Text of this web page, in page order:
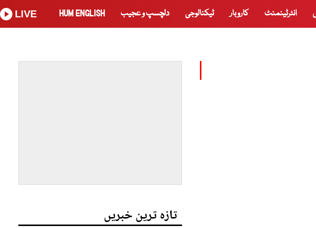
انٹرٹینمنٹ کاروبار ٹیکنالوجی دلچسپ و عجیب HUM ENGLISH
LIVE
تازہ ترین خبریں